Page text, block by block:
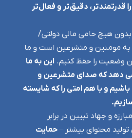
قدرتمندتر، دقیق‌تر و فعال‌تر
بدون هیچ حامی مالی دولتی/
به مومنین و متشرعین است و ما
وضعیت را حفظ کنیم. این به ما
می دهد که صدای متشرعین و
باشیم و با هم امتی را که شایسته
و جهاد تبیین در برابر
تولید محتوای بیشتر – حمایت